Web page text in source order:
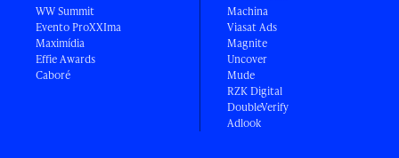
WW Summit
Evento ProXXIma
Maximídia
Effie Awards
Caboré
Machina
Viasat Ads
Magnite
Uncover
Mude
RZK Digital
DoubleVerify
Adlook